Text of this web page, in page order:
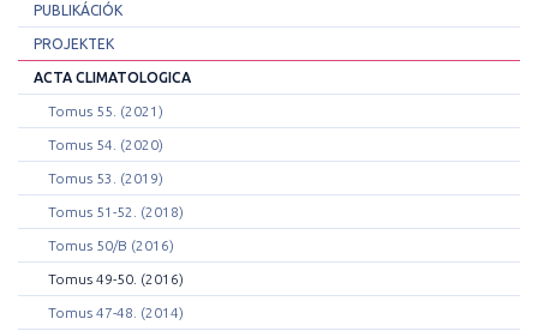
PUBLIKÁCIÓK
PROJEKTEK
ACTA CLIMATOLOGICA
Tomus 55. (2021)
Tomus 54. (2020)
Tomus 53. (2019)
Tomus 51-52. (2018)
Tomus 50/B (2016)
Tomus 49-50. (2016)
Tomus 47-48. (2014)